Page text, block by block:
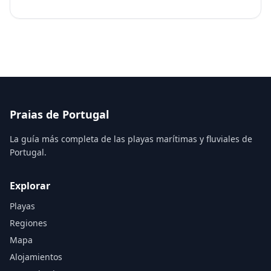
Praias de Portugal
La guía más completa de las playas marítimas y fluviales de
Portugal.
Explorar
Playas
Regiones
Mapa
Alojamientos